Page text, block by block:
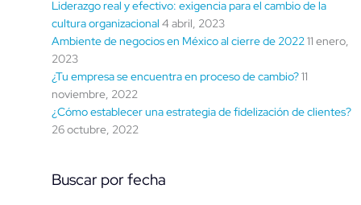
Liderazgo real y efectivo: exigencia para el cambio de la
cultura organizacional 4 abril, 2023
Ambiente de negocios en México al cierre de 202211 enero,
2023
¿Tu empresa se encuentra en proceso de cambio?11
noviembre, 2022
¿Cómo establecer una estrategia de fidelización de clientes?
26 octubre, 2022
Buscar por fecha